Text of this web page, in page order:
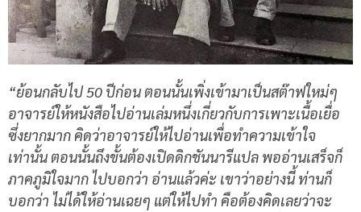
“ย้อนกลับไป 50 ปีก่อน ตอนนั้นเพิ่งเข้ามาเป็นสต๊าฟใหม่ๆ
อาจารย์ให้หนังสือไปอ่านเล่มหนึ่งเกี่ยวกับการเพาะเนื้อเยื่อ
ซึ่งยากมาก คิดว่าอาจารย์ให้ไปอ่านเพื่อทำความเข้าใจ
เท่านั้น ตอนนั้นถึงขั้นต้องเปิดดิกชันนารีแปล พออ่านเสร็จก็
ภาคภูมิใจมาก ไปบอกว่า อ่านแล้วค่ะ เขาว่าอย่างนี้ ท่านก็
บอกว่า ไม่ได้ให้อ่านเฉยๆ แต่ให้ไปทำ คือต้องคิดเลยว่าจะ